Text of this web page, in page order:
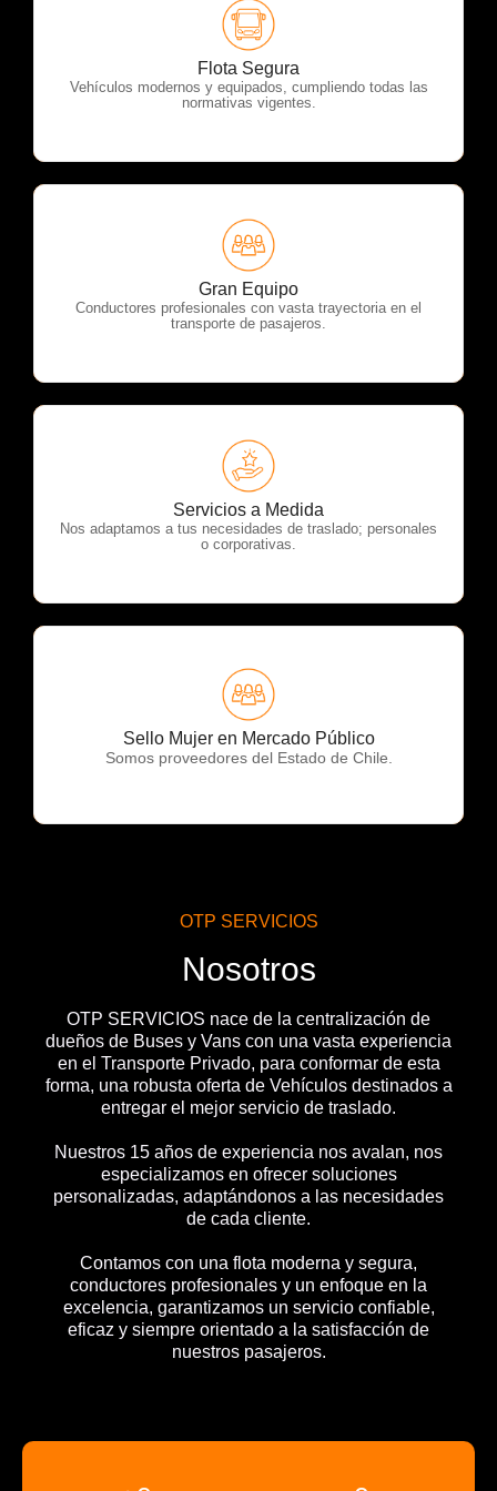
Flota Segura
Vehículos modernos y equipados, cumpliendo todas las
normativas vigentes.
OTP Servicios
Gran Equipo
Conductores profesionales con vasta trayectoria en el
transporte de pasajeros.
OTP Servicios
Servicios a Medida
Nos adaptamos a tus necesidades de traslado; personales
o corporativas.
OTP Servicios
Sello Mujer en Mercado Público
Somos proveedores del Estado de Chile.
OTP Servicios
OTP SERVICIOS
Nosotros
OTP SERVICIOS nace de la centralización de
dueños de Buses y Vans con una vasta experiencia
en el Transporte Privado, para conformar de esta
forma, una robusta oferta de Vehículos destinados a
entregar el mejor servicio de traslado.
Nuestros 15 años de experiencia nos avalan, nos
especializamos en ofrecer soluciones
personalizadas, adaptándonos a las necesidades
de cada cliente.
Contamos con una flota moderna y segura,
conductores profesionales y un enfoque en la
excelencia, garantizamos un servicio confiable,
eficaz y siempre orientado a la satisfacción de
nuestros pasajeros.